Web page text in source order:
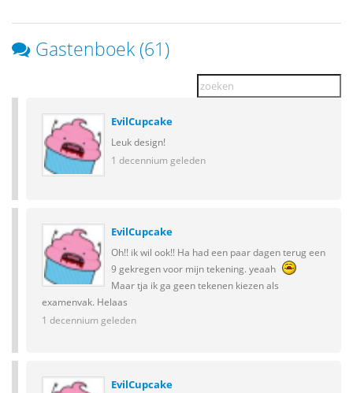
Gastenboek (61)
EvilCupcake
Leuk design!
1 decennium geleden
EvilCupcake
Oh!! ik wil ook!! Ha had een paar dagen terug een
9 gekregen voor mijn tekening. yeaah
Maar tja ik ga geen tekenen kiezen als
examenvak. Helaas
1 decennium geleden
EvilCupcake